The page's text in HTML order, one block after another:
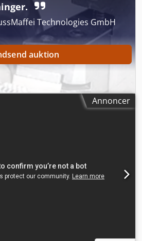
Technologies GmbH
auktion
Annoncer